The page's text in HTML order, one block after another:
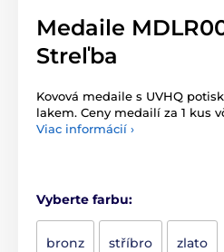
Medaile
Streľba
Kovová medaile s UVHQ
lakem. Ceny medailí za 1 kus
Viac informácií ›
Vyberte farbu:
bronz stříbro zlato